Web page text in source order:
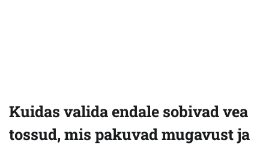
Kuidas valida endale sobivad vea
tossud, mis pakuvad mugavust ja